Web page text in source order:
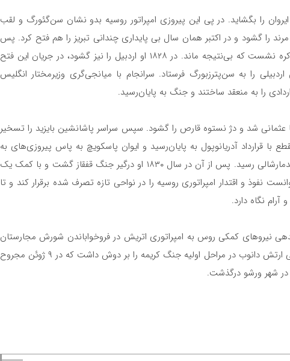
توانست ایروان را بگشاید. در پی این پیروزی امپراتور روسیه بدو نشان سن‌گئورگ و لقب
را گشود و در اکتبر همان سال بی پایداری چندانی تبریز را هم فتح کرد. پس
از آن در دهخوارقان با عباس میرزا به مذاکره نشست که بی‌نتیجه ماند. در ۱۸۲۸ او اردبیل را نیز گشود، در جریان این فتح
را به سن‌پترزبورگ فرستاد. سرانجام با میانجی‌گری وزیرمختار انگلیس
را به منعقد ساختند و جنگ به پایان‌رسید.
شد و دژ نستوه قارص را گشود. سپس سراسر پاشانشین بایزید را تسخیر
قرارداد آدریانوپول به پایان‌رسید و ایوان پاسکویچ به پاس پیروزی‌های به
دست آمده در سن ۴۷ سالگی به درجه فیلدمارشالی رسید. پس از آن در سال ۱۸۳۰ او درگیر جنگ قفقاز گشت و با کمک یک
نفوذ و اقتدار امپراتوری روسیه را در نواحی تازه تصرف شده برقرار کند و تا
نگاه دارد.
پاسکویچ فرماندهی نیروهای کمکی روس به امپراتوری اتریش در فروخواباندن شورش مجارستان
را به عهده داشت و در سال ۱۸۵۴ فرماندهی ارتش دانوب در مراحل اولیه جنگ کریمه را بر دوش داشت که در ۹ ژوئن مجروح